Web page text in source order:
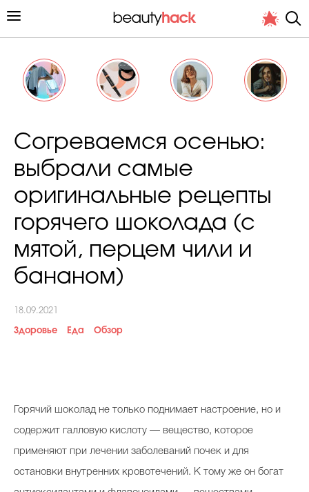
Личный опыт
Стиль жизни
Согреваемся осенью:
выбрали самые
оригинальные рецепты
горячего шоколада (с
мятой, перцем чили и
бананом)
18.09.2021
Здоровье Еда Обзор
Горячий шоколад не только поднимает настроение, но и
содержит галловую кислоту — вещество, которое
применяют при лечении заболеваний почек и для
остановки внутренних кровотечений. К тому же он богат